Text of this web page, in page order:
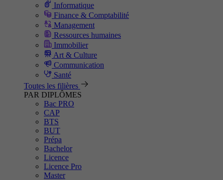
Informatique
Finance & Comptabilité
Management
Ressources humaines
Immobilier
Art & Culture
Communication
Santé
Toutes les filières
PAR DIPLÔMES
Bac PRO
CAP
BTS
BUT
Prépa
Bachelor
Licence
Licence Pro
Master